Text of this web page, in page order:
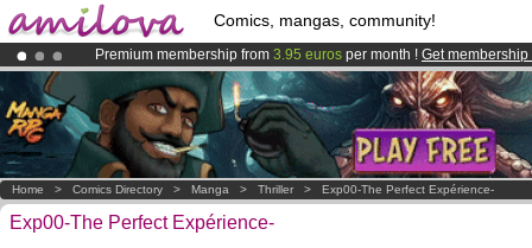
Comics, mangas, community!
Premium membership from 3.95 euros per month ! Get membership
Already 134393membersand 1208comics & mangas!.
AmilovaKickstarter is now LIVE!.
Home > Comics Directory > Manga > Thriller > Exp00-The Perfect Expérience-
Exp00-The Perfect Expérience-